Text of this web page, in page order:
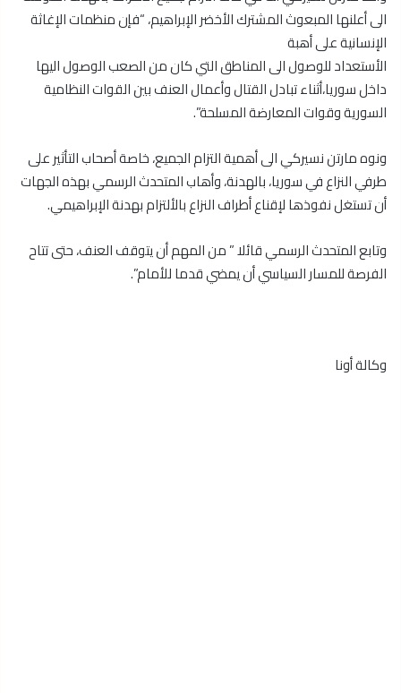
الى أعلنها المبعوث المشترك الأخضر الإبراهيم، “فإن منظمات الإغاثة
الإنسانية على أهبة
الأستعداد للوصول الى المناطق التي كان من الصعب الوصول اليها
داخل سوريا،أثناء تبادل القتال وأعمال العنف بين القوات النظامية
السورية وقوات المعارضة المسلحة”.
ونوه مارتن نسيركي الى أهمية التزام الجميع، خاصة أصحاب التأثير على
طرفي النزاع في سوريا، بالهدنة، وأهاب المتحدث الرسمي بهذه الجهات
أن تستغل نفوذها لإقناع أطراف النزاع بالألتزام بهدنة الإبراهيمي.
وتابع المتحدث الرسمي قائلا ” من المهم أن يتوقف العنف، حتى تتاح
الفرصة للمسار السياسي أن يمضي قدما للأمام”.
وكالة أونا